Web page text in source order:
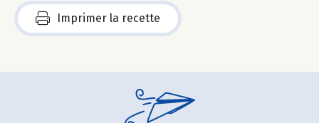
Imprimer la recette